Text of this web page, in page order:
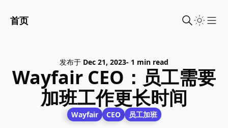
首页
发布于 Dec 21, 2023- 1 min read
Wayfair CEO：员工需要
加班工作更长时间
Wayfair CEO 员工加班